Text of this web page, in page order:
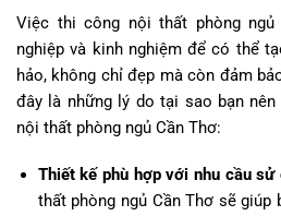
Việc thi công nội thất phòng
nghiệp và kinh nghiệm để có thể
hảo, không chỉ đẹp mà còn đảm
đây là những lý do tại sao bạn
nội thất phòng ngủ Cần Thơ:
Thiết kế phù hợp với nhu cầu sử
thất phòng ngủ Cần Thơ sẽ giúp